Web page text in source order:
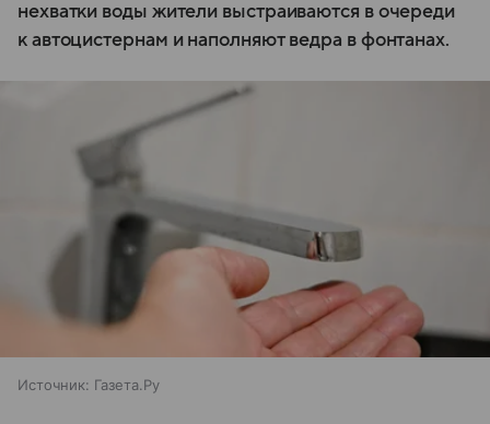
нехватки воды жители выстраиваются в очереди
к автоцистернам и наполняют ведра в фонтанах.
Источник: Газета.Ру